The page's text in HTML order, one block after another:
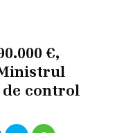
€,
control